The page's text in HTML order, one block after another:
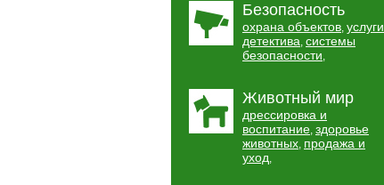
Безопасность
охрана объектов, услуги
детектива, системы
безопасности,
Животный мир
дрессировка и
воспитание, здоровье
животных, продажа и
уход,